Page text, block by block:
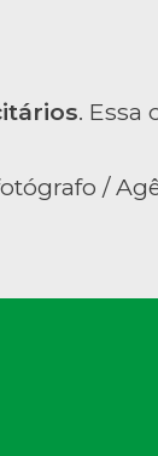
. Essa
/